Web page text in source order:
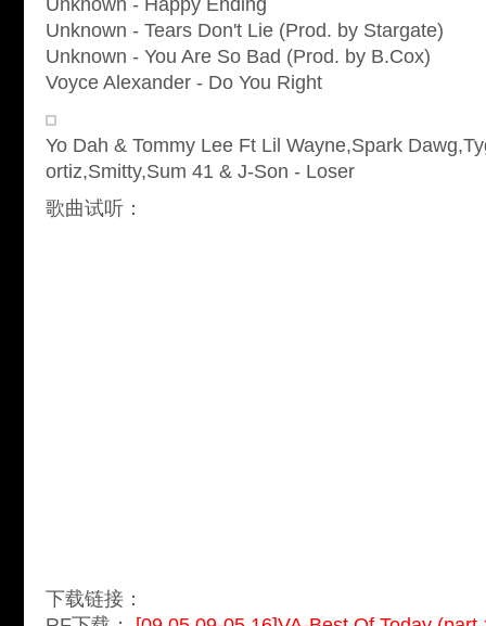
Unknown - Happy Ending
Unknown - Tears Don't Lie (Prod. by Stargate)
Unknown - You Are So Bad (Prod. by B.Cox)
Voyce Alexander - Do You Right
Yo Dah & Tommy Lee Ft Lil Wayne,Spark
ortiz,Smitty,Sum 41 & J-Son - Loser
歌曲试听：
下载链接：